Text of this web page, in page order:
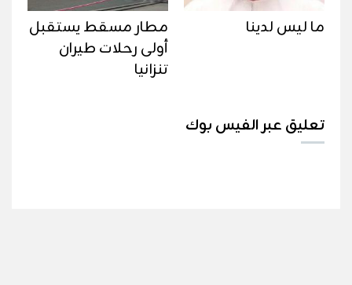
ما ليس لدينا
مطار مسقط يستقبل
أولى رحلات طيران
تنزانيا
تعليق عبر الفيس بوك